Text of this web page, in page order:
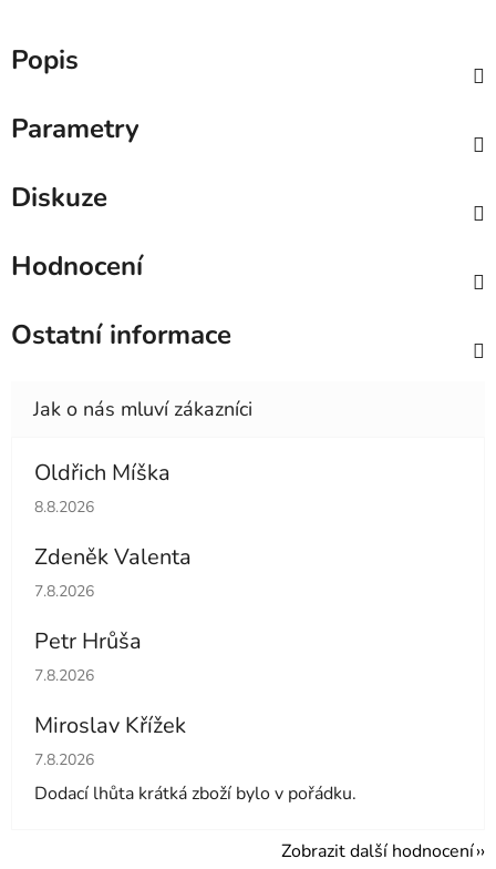
Popis
Parametry
Diskuze
Hodnocení
Ostatní informace
Oldřich Míška
Hodnocení obchodu je 5 z 5 hvězdiček.
8.8.2026
Zdeněk Valenta
Hodnocení obchodu je 5 z 5 hvězdiček.
7.8.2026
Petr Hrůša
Hodnocení obchodu je 5 z 5 hvězdiček.
7.8.2026
Miroslav Křížek
Hodnocení obchodu je 5 z 5 hvězdiček.
7.8.2026
Dodací lhůta krátká zboží bylo v pořádku.
Zobrazit další hodnocení